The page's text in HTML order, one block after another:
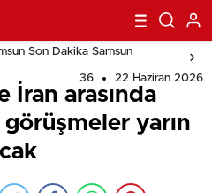
Son Dakika Samsun
36 22 Haziran 2026
İran arasında
yarın